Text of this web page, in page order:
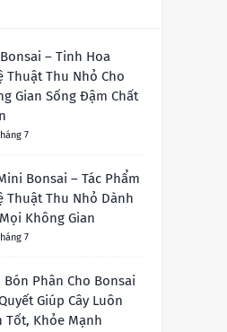
– Tinh Hoa
Thuật Thu Nhỏ Cho
Gian Sống Đậm Chất
7
Bonsai – Tác Phẩm
Thuật Thu Nhỏ Dành
Không Gian
7
Bón Phân Cho Bonsai
Giúp Cây Luôn
Tốt, Khỏe Mạnh